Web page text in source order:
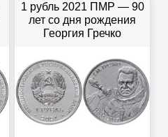
1 рубль 2021 ПМР — 90
лет со дня рождения
Георгия Гречко